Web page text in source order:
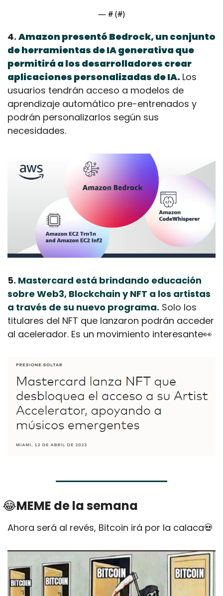
— # (#)
4. Amazon presentó Bedrock, un conjunto
de herramientas de IA generativa que
permitirá a los desarrolladores crear
aplicaciones personalizadas de IA. Los
usuarios tendrán acceso a modelos de
aprendizaje automático pre-entrenados y
podrán personalizarlos según sus
necesidades.
5. Mastercard está brindando educación
sobre Web3, Blockchain y NFT a los artistas
a través de su nuevo programa. Solo los
titulares del NFT que lanzaron podrán acceder
al acelerador. Es un movimiento interesante👀
😂MEME de la semana
Ahora será al revés, Bitcoin irá por la calaca💀